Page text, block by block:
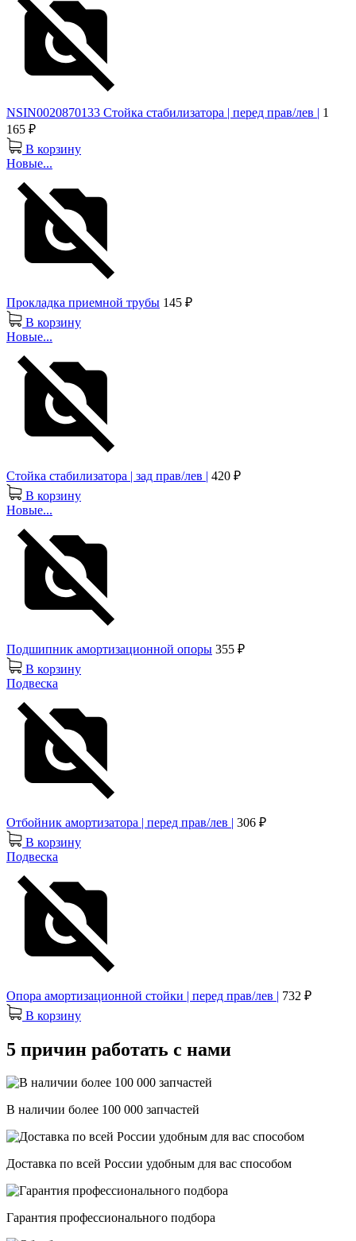
NSIN0020870133 Стойка стабилизатора | перед прав/лев | 1
165 ₽
В корзину
Новые...
Прокладка приемной трубы 145 ₽
В корзину
Новые...
Стойка стабилизатора | зад прав/лев | 420 ₽
В корзину
Новые...
Подшипник амортизационной опоры 355 ₽
В корзину
Подвеска
Отбойник амортизатора | перед прав/лев | 306 ₽
В корзину
Подвеска
Опора амортизационной стойки | перед прав/лев | 732 ₽
В корзину
5 причин работать с нами
В наличии более 100 000 запчастей
Доставка по всей России удобным для вас способом
Гарантия профессионального подбора